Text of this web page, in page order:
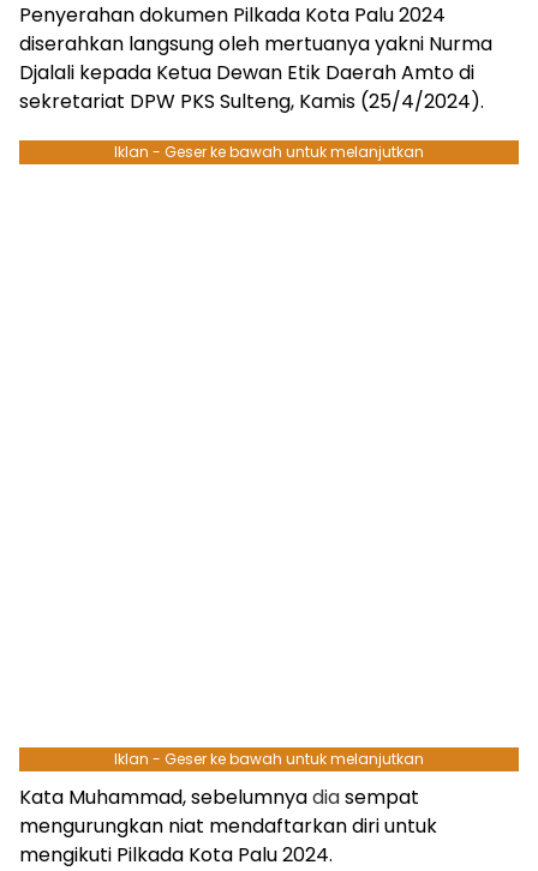
Penyerahan dokumen Pilkada Kota Palu 2024
diserahkan langsung oleh mertuanya yakni Nurma
Djalali kepada Ketua Dewan Etik Daerah Amto di
sekretariat DPW PKS Sulteng, Kamis (25/4/2024).
Iklan - Geser ke bawah untuk melanjutkan
Iklan - Geser ke bawah untuk melanjutkan
Kata Muhammad, sebelumnyadiasempat
mengurungkan niat mendaftarkan diri untuk
mengikuti Pilkada Kota Palu 2024.